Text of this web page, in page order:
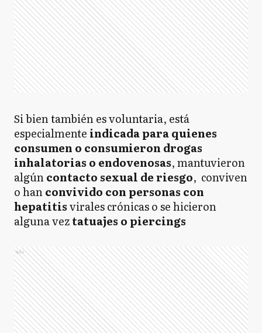
Si bien también es voluntaria, está
especialmente indicada para quienes
consumen o consumieron drogas
inhalatorias o endovenosas, mantuvieron
algúncontacto sexual de riesgo, conviven
o hanconvivido con personas con
hepatitisvirales crónicas o se hicieron
alguna veztatuajes o piercings
Ads